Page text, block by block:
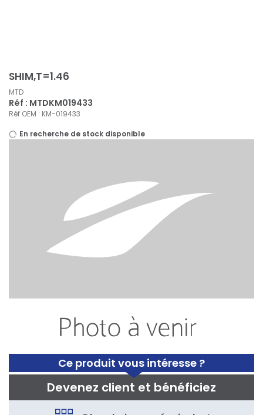
Ce produit vous intéresse ?
Devenez client et bénéficiez
SHIM,T=1.46
MTD
Réf : MTDKM019433
Réf OEM : KM-019433
En recherche de stock disponible